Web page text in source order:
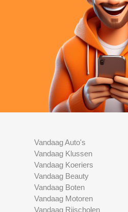
Vandaag Auto's
Vandaag Klussen
Vandaag Koeriers
Vandaag Beauty
Vandaag Boten
Vandaag Motoren
Vandaag Rijscholen